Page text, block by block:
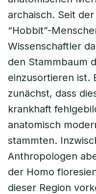
archaisch. Seit
“Hobbit”-
Wissenschaftler
den Stammbaum
einzusortieren ist.
zunächst, dass
krankhaft
anatomisch
stammten.
Anthropologen
der Homo
dieser Region